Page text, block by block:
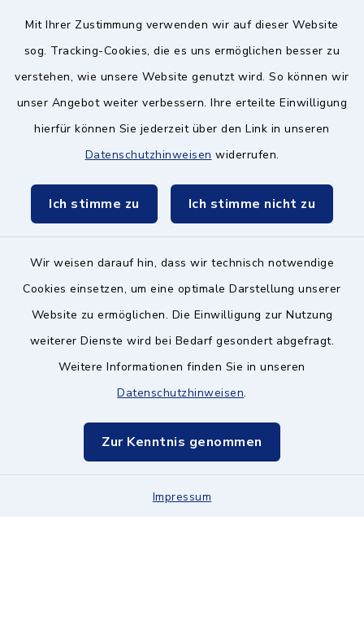
Mit Ihrer Zustimmung verwenden wir auf dieser Website
sog. Tracking-Cookies, die es uns ermöglichen besser zu
verstehen, wie unsere Website genutzt wird. So können wir
unser Angebot weiter verbessern. Ihre erteilte Einwilligung
hierfür können Sie jederzeit über den Link in unseren
Datenschutzhinweisen widerrufen.
Ich stimme zu Ich stimme nicht zu
Wir weisen darauf hin, dass wir technisch notwendige
Cookies einsetzen, um eine optimale Darstellung unserer
Website zu ermöglichen. Die Einwilligung zur Nutzung
weiterer Dienste wird bei Bedarf gesondert abgefragt.
Weitere Informationen finden Sie in unseren
Datenschutzhinweisen.
Zur Kenntnis genommen
Impressum
Quicklinks
BayernPortal
Landratsamt München
Zweckverband München Südost
Kontakt ins Rathaus
Datenschutz
Hinweisgeberschutz
Sitemap